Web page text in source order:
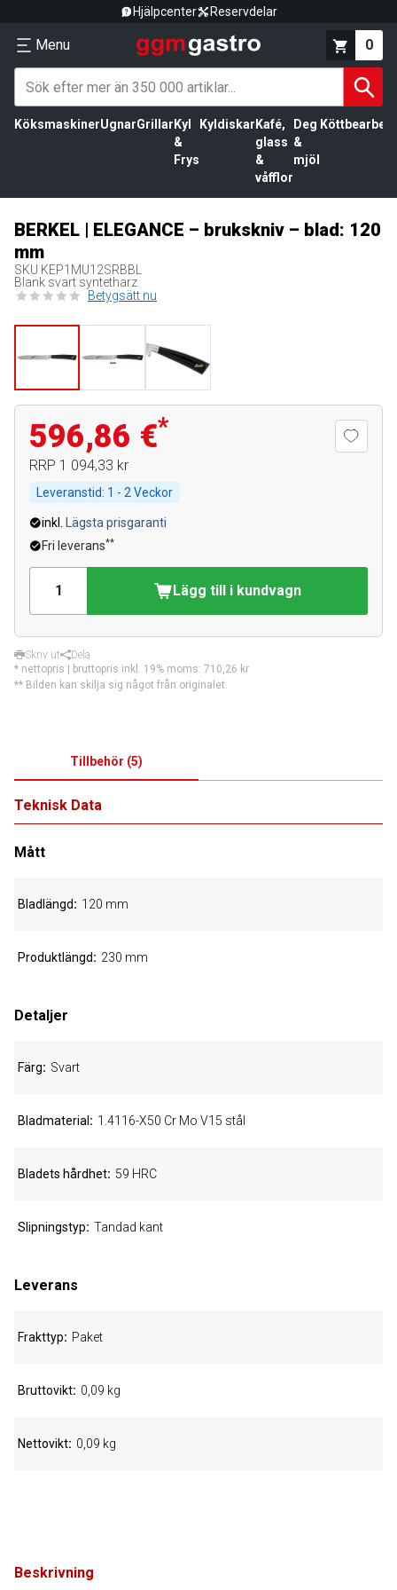
Hjälpcenter Reservdelar
Menu 0
KöksmaskinerUgnarGrillar Kyl
&
Frys
Kyldiskar Kafé,
glass
&
våfflor
Deg
&
mjöl
BERKEL | ELEGANCE – brukskniv – blad: 120
mm
SKU KEP1MU12SRBBL
Blank svart syntetharz
Betygsätt nu
596,86 €*
RRP 1 094,33 kr
Leveranstid: 1 - 2 Veckor
inkl.
Lägsta prisgaranti
Fri leverans**
Lägg till i kundvagn
Skriv ut
Dela
* nettopris | bruttopris inkl. 19% moms: 710,26 kr
** Bilden kan skilja sig något från originalet.
Tillbehör (5)
Beskrivning
Teknisk Data
Mått
Bladlängd 120 mm
Produktlängd 230 mm
Detaljer
Färg Svart
Bladmaterial 1.4116-X50 Cr Mo V15 stål
Bladets hårdhet 59 HRC
Slipningstyp Tandad kant
Leverans
Frakttyp Paket
Bruttovikt 0,09 kg
Nettovikt 0,09 kg